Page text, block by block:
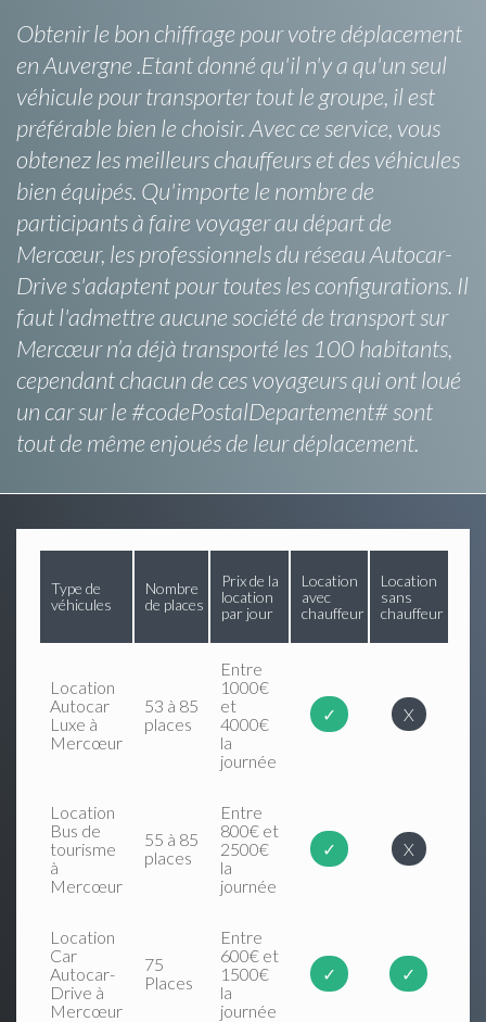
Obtenir le bon chiffrage pour votre déplacement
en Auvergne .Etant donné qu'il n'y a qu'un seul
véhicule pour transporter tout le groupe, il est
préférable bien le choisir. Avec ce service, vous
obtenez les meilleurs chauffeurs et des véhicules
bien équipés. Qu'importe le nombre de
participants à faire voyager au départ de
Mercœur, les professionnels du réseau Autocar-
Drive s'adaptent pour toutes les configurations. Il
faut l'admettre aucune société de transport sur
Mercœur n’a déjà transporté les 100 habitants,
cependant chacun de ces voyageurs qui ont loué
un car sur le #codePostalDepartement# sont
tout de même enjoués de leur déplacement.
Type de
véhicules
Nombre
de places
Prix de la
location
par jour
Location
avec
chauffeur
Location
sans
chauffeur
Location
Autocar
Luxe à
Mercœur
53 à 85
places
Entre
1000€
et
4000€
la
journée
✓ X
Location
Bus de
tourisme
à
Mercœur
55 à 85
places
Entre
800€ et
2500€
la
journée
✓ X
Location
Car
Autocar-
Drive à
Mercœur
75
Places
Entre
600€ et
1500€
la
journée
✓ ✓